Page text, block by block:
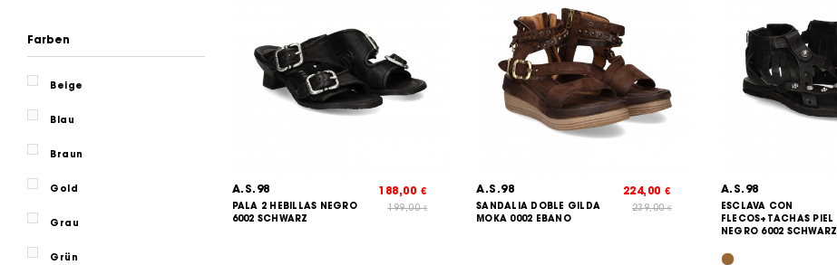
A.S.98
PALA 2 HEBILLAS NEGRO
6002 SCHWARZ
188,00 €
199,00€
A.S.98
SANDALIA DOBLE GILDA
MOKA 0002 EBANO
224,00€
239,00€
A.S.98
ESCLAVA CON
FLECOS+TACHAS PIEL
NEGRO 6002 SCHWARZ
Farben
Beige
Blau
Braun
Gold
Grau
Grün